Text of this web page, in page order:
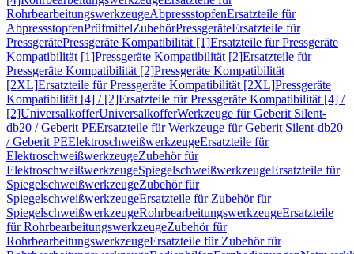
RohrbearbeitungswerkzeugeAbpressstopfenErsatzteile für
AbpressstopfenPrüfmittelZubehörPressgeräteErsatzteile für
PressgerätePressgeräte Kompatibilität [1]Ersatzteile für Pressgeräte
Kompatibilität [1]Pressgeräte Kompatibilität [2]Ersatzteile für
Pressgeräte Kompatibilität [2]Pressgeräte Kompatibilität
[2XL]Ersatzteile für Pressgeräte Kompatibilität [2XL]Pressgeräte
Kompatibilität [4] / [2]Ersatzteile für Pressgeräte Kompatibilität [4] /
[2]UniversalkofferUniversalkofferWerkzeuge für Geberit Silent-
db20 / Geberit PEErsatzteile für Werkzeuge für Geberit Silent-db20
/ Geberit PEElektroschweißwerkzeugeErsatzteile für
ElektroschweißwerkzeugeZubehör für
ElektroschweißwerkzeugeSpiegelschweißwerkzeugeErsatzteile für
SpiegelschweißwerkzeugeZubehör für
SpiegelschweißwerkzeugeErsatzteile für Zubehör für
SpiegelschweißwerkzeugeRohrbearbeitungswerkzeugeErsatzteile
für RohrbearbeitungswerkzeugeZubehör für
RohrbearbeitungswerkzeugeErsatzteile für Zubehör für